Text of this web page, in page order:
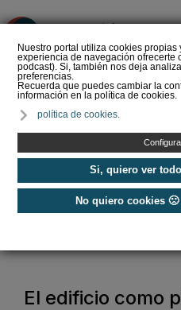
Nuestro portal utiliza cookies
experiencia de navegación ofrecerte
podcast). Si, también nos deja
preferencias.
Recuerda que puedes cambiar la
información en la política de cookies.
política de cookies.
Si, quiero ver
No quiero cookies
Global
nuevo
Construcción Sostenible /
El edificio como